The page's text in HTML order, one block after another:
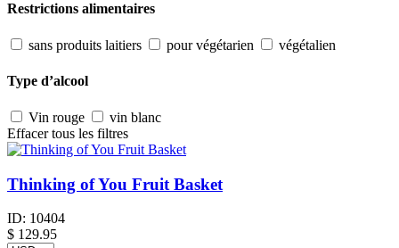
Restrictions alimentaires
sans produits laitiers pour végétarien végétalien
Type d’alcool
Vin rouge
vin blanc
Effacer tous les filtres
Thinking of You Fruit Basket
ID: 10404
$ 129.95